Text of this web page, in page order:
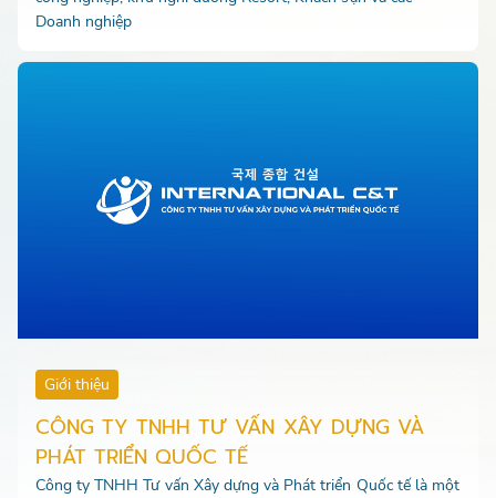
Doanh nghiệp
Giới thiệu
CÔNG TY TNHH TƯ VẤN XÂY DỰNG VÀ
PHÁT TRIỂN QUỐC TẾ
Công ty TNHH Tư vấn Xây dựng và Phát triển Quốc tế là một